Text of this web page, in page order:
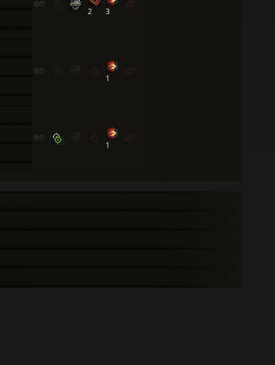
2 3
1
1